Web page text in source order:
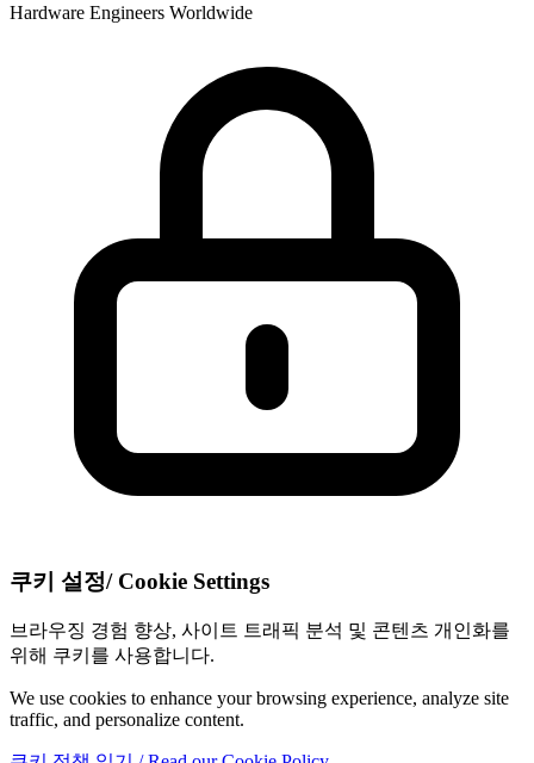
Hardware Engineers Worldwide
쿠키 설정/ Cookie Settings
브라우징 경험 향상, 사이트 트래픽 분석 및 콘텐츠 개인화를
위해 쿠키를 사용합니다.
We use cookies to enhance your browsing experience, analyze site
traffic, and personalize content.